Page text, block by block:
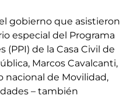
gobierno que asistieron
especial del Programa
(PPI) de la Casa Civil de
Marcos Cavalcanti,
nacional de Movilidad,
– también